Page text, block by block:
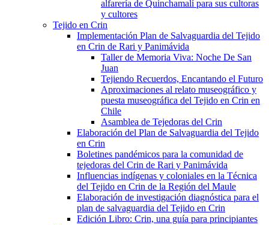
alfarería de Quinchamalí para sus cultoras
y cultores
Tejido en Crin
Implementación Plan de Salvaguardia del Tejido
en Crin de Rari y Panimávida
Taller de Memoria Viva: Noche De San
Juan
Tejiendo Recuerdos, Encantando el Futuro
Aproximaciones al relato museográfico y
puesta museográfica del Tejido en Crin en
Chile
Asamblea de Tejedoras del Crin
Elaboración del Plan de Salvaguardia del Tejido
en Crin
Boletines pandémicos para la comunidad de
tejedoras del Crin de Rari y Panimávida
Influencias indígenas y coloniales en la Técnica
del Tejido en Crin de la Región del Maule
Elaboración de investigación diagnóstica para el
plan de salvaguardia del Tejido en Crin
Edición Libro: Crin, una guía para principiantes